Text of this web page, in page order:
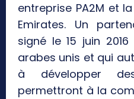
entreprise PA2M et
Emirates. Un
signé le 15 juin
arabes unis et qui
à développer
permettront à la